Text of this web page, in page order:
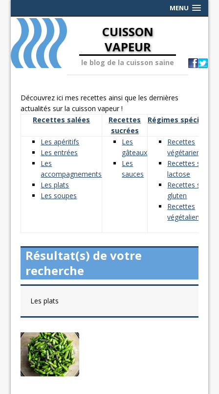
MENU
CUISSON
VAPEUR
le blog de la cuisson saine
Découvrez ici mes recettes ainsi que les dernières
actualités sur la cuisson vapeur !
Recettes salées
Recettes
sucrées
Régimes spéciaux
Les apéritifs
Les entrées
Les
accompagnements
Les plats
Les soupes
Les
gâteaux
Les
sauces
Recettes
végétariennes
Recettes sans
lactose
Recettes sans
gluten
Recettes
végétaliennes
Résultat(s) de votre
recherche
Les plats